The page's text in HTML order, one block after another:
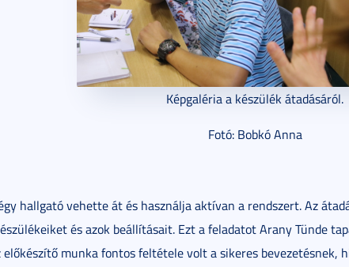
Képgaléria a készülék átadásáról.
Fotó: Bobkó Anna
hallgató vehette át és használja aktívan a rendszert. Az
és azok beállításait. Ezt a feladatot Arany Tünde
előkészítő munka fontos feltétele volt a sikeres bevezetésnek,